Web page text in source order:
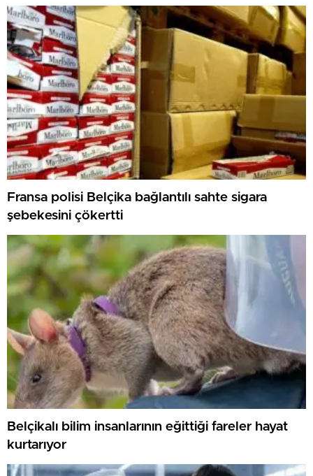
Fransa polisi Belçika bağlantılı sahte sigara
şebekesini çökertti
Belçikalı bilim insanlarının eğittiği fareler hayat
kurtarıyor